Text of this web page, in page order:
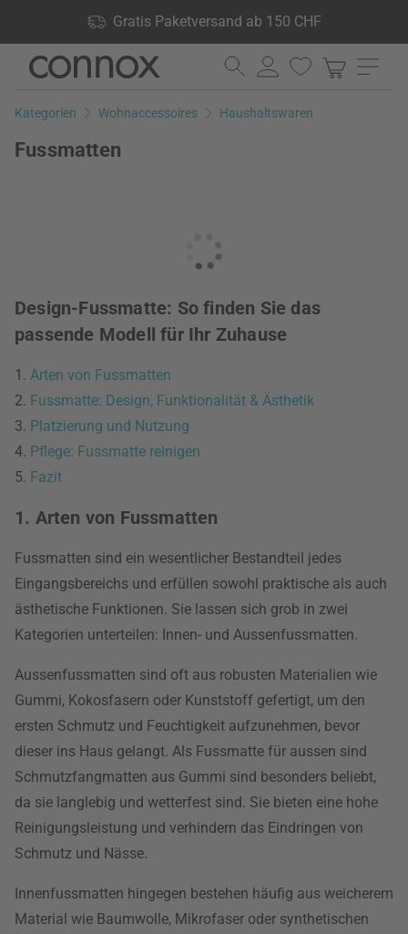
Gratis Paketversand ab 150 CHF
Produkte lagernd, 60 Tage Rückgaberecht
Direkt
Seiteninhalt
Direkt
Suchfeld
Kategorien Wohnaccessoires Haushaltswaren
Fussmatten
Design-Fussmatte: So finden Sie das
passende Modell für Ihr Zuhause
1. Arten von Fussmatten
2. Fussmatte: Design, Funktionalität & Ästhetik
3. Platzierung und Nutzung
4. Pflege: Fussmatte reinigen
5. Fazit
1. Arten von Fussmatten
Fussmatten sind ein wesentlicher Bestandteil jedes
Eingangsbereichs und erfüllen sowohl praktische als auch
ästhetische Funktionen. Sie lassen sich grob in zwei
Kategorien unterteilen: Innen- und Aussenfussmatten.
Aussenfussmatten sind oft aus robusten Materialien wie
Gummi, Kokosfasern oder Kunststoff gefertigt, um den
ersten Schmutz und Feuchtigkeit aufzunehmen, bevor
dieser ins Haus gelangt. Als Fussmatte für aussen sind
Schmutzfangmatten aus Gummi sind besonders beliebt,
da sie langlebig und wetterfest sind. Sie bieten eine hohe
Reinigungsleistung und verhindern das Eindringen von
Schmutz und Nässe.
Innenfussmatten hingegen bestehen häufig aus weicherem
Material wie Baumwolle, Mikrofaser oder synthetischen